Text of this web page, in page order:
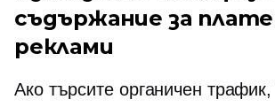
съдържание за
реклами
Ако търсите органичен